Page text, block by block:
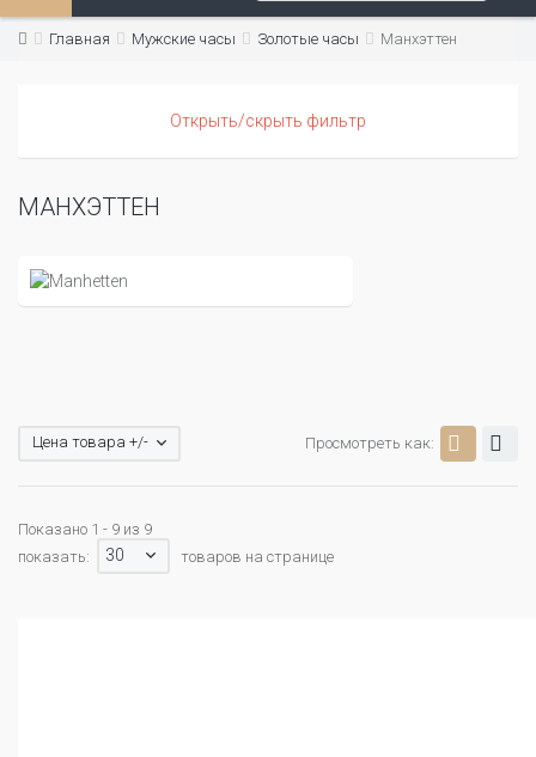
Главная Мужские часы Золотые часы Манхэттен
Открыть/скрыть фильтр
МАНХЭТТЕН
Просмотреть как:
Цена товара +/-
Показано 1 - 9 из 9
показать:
30 товаров на странице